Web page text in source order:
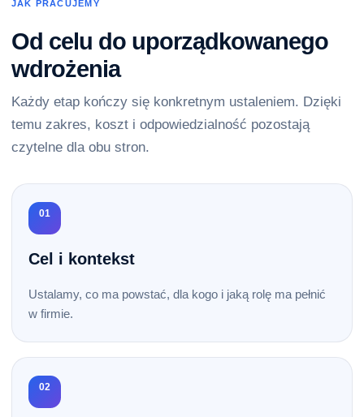
JAK PRACUJEMY
Od celu do uporządkowanego
wdrożenia
Każdy etap kończy się konkretnym ustaleniem. Dzięki
temu zakres, koszt i odpowiedzialność pozostają
czytelne dla obu stron.
01
Cel i kontekst
Ustalamy, co ma powstać, dla kogo i jaką rolę ma pełnić
w firmie.
02